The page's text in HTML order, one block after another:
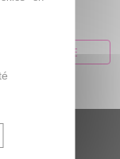
CET ARTICLE